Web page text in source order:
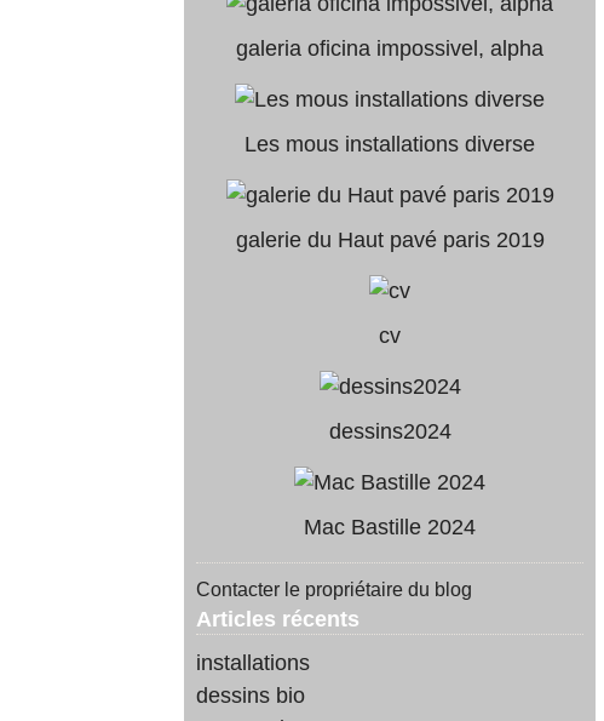
galeria oficina impossivel, alpha
Les mous installations diverse
galerie du Haut pavé paris 2019
cv
dessins2024
Mac Bastille 2024
Contacter le propriétaire du blog
Articles récents
installations
dessins bio